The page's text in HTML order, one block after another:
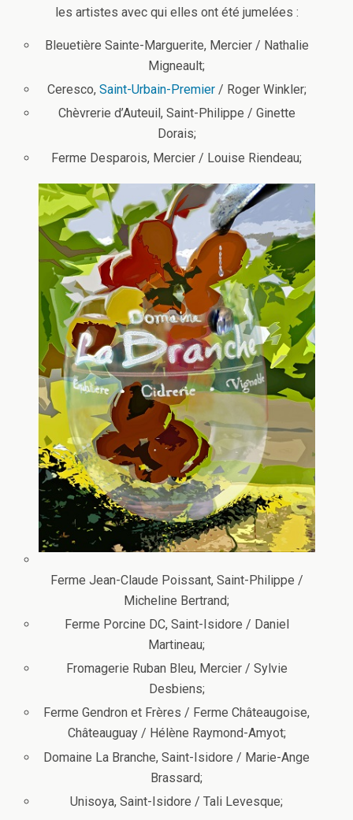
les artistes avec qui elles ont été jumelées :
Bleuetière Sainte-Marguerite, Mercier / Nathalie
Migneault;
Ceresco, Saint-Urbain-Premier / Roger Winkler;
Chèvrerie d’Auteuil, Saint-Philippe / Ginette
Dorais;
Ferme Desparois, Mercier / Louise Riendeau;
Ferme Jean-Claude Poissant, Saint-Philippe /
Micheline Bertrand;
Ferme Porcine DC, Saint-Isidore / Daniel
Martineau;
Fromagerie Ruban Bleu, Mercier / Sylvie
Desbiens;
Ferme Gendron et Frères / Ferme Châteaugoise,
Châteauguay / Hélène Raymond-Amyot;
Domaine La Branche, Saint-Isidore / Marie-Ange
Brassard;
Unisoya, Saint-Isidore / Tali Levesque;